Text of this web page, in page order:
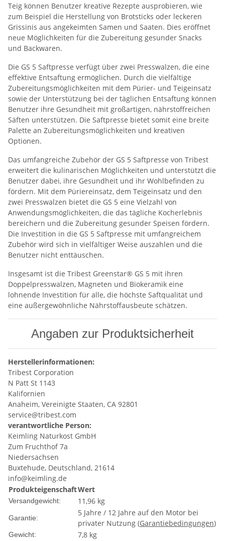
Teig können Benutzer kreative Rezepte ausprobieren, wie
zum Beispiel die Herstellung von Brotsticks oder leckeren
Grissinis aus angekeimten Samen und Saaten. Dies eröffnet
neue Möglichkeiten für die Zubereitung gesunder Snacks
und Backwaren.
Die GS 5 Saftpresse verfügt über zwei Presswalzen, die eine
effektive Entsaftung ermöglichen. Durch die vielfältige
Zubereitungsmöglichkeiten mit dem Pürier- und Teigeinsatz
sowie der Unterstützung bei der täglichen Entsaftung können
Benutzer ihre Gesundheit mit großartigen, nährstoffreichen
Säften unterstützen. Die Saftpresse bietet somit eine breite
Palette an Zubereitungsmöglichkeiten und kreativen
Optionen.
Das umfangreiche Zubehör der GS 5 Saftpresse von Tribest
erweitert die kulinarischen Möglichkeiten und unterstützt die
Benutzer dabei, ihre Gesundheit und ihr Wohlbefinden zu
fördern. Mit dem Püriereinsatz, dem Teigeinsatz und den
zwei Presswalzen bietet die GS 5 eine Vielzahl von
Anwendungsmöglichkeiten, die das tägliche Kocherlebnis
bereichern und die Zubereitung gesunder Speisen fördern.
Die Investition in die GS 5 Saftpresse mit umfangreichem
Zubehör wird sich in vielfältiger Weise auszahlen und die
Benutzer nicht enttäuschen.
Insgesamt ist die Tribest Greenstar® GS 5 mit ihren
Doppelpresswalzen, Magneten und Biokeramik eine
lohnende Investition für alle, die höchste Saftqualität und
eine außergewöhnliche Nährstoffausbeute schätzen.
Angaben zur Produktsicherheit
Herstellerinformationen:
Tribest Corporation
N Patt St 1143
Kalifornien
Anaheim, Vereinigte Staaten, CA 92801
service@tribest.com
verantwortliche Person:
Keimling Naturkost GmbH
Zum Fruchthof 7a
Niedersachsen
Buxtehude, Deutschland, 21614
info@keimling.de
ProdukteigenschaftWert
Versandgewicht: 11,96 kg
Garantie:
5 Jahre / 12 Jahre auf den Motor bei
privater Nutzung (Garantiebedingungen)
Gewicht: 7,8 kg